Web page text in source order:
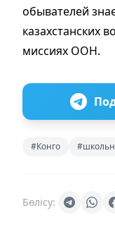
обывателей
казахстанских
миссиях ООН.
#Конго
Бөлісу: